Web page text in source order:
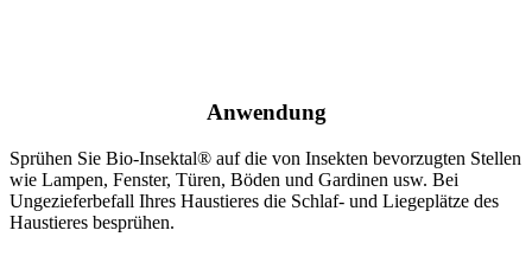
Anwendung
Sprühen Sie Bio-Insektal® auf die von Insekten bevorzugten Stellen
wie Lampen, Fenster, Türen, Böden und Gardinen usw. Bei
Ungezieferbefall Ihres Haustieres die Schlaf- und Liegeplätze des
Haustieres besprühen.